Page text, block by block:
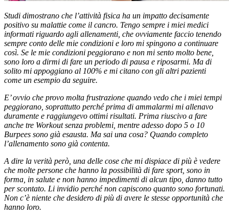
Studi dimostrano che l’attività fisica ha un impatto decisamente
positivo su malattie come il cancro. Tengo sempre i miei medici
informati riguardo agli allenamenti, che ovviamente faccio tenendo
sempre conto delle mie condizioni e loro mi spingono a continuare
così. Se le mie condizioni peggiorano e non mi sento molto bene,
sono loro a dirmi di fare un periodo di pausa e riposarmi. Ma di
solito mi appoggiano al 100% e mi citano con gli altri pazienti
come un esempio da seguire.
E’ ovvio che provo molta frustrazione quando vedo che i miei tempi
peggiorano, soprattutto perché prima di ammalarmi mi allenavo
duramente e raggiungevo ottimi risultati. Prima riuscivo a fare
anche tre Workout senza problemi, mentre adesso dopo 5 o 10
Burpees sono già esausta. Ma sai una cosa? Quando completo
l’allenamento sono già contenta.
A dire la verità però, una delle cose che mi dispiace di più è vedere
che molte persone che hanno la possibilità di fare sport, sono in
forma, in salute e non hanno impedimenti di alcun tipo, danno tutto
per scontato. Li invidio perché non capiscono quanto sono fortunati.
Non c’è niente che desidero di più di avere le stesse opportunità che
hanno loro.